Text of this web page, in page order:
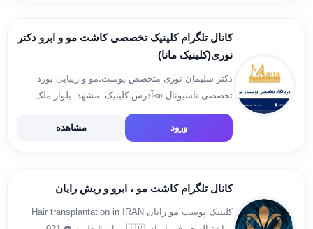
کانال تلگرام کلینیک تخصصی کاشت مو و ابرو دکتر
نوری(کلینیک مانا)
دکتر سلیمان نوری متخصص پوست،مو و زیبایی بورد
تخصصی ناسیونال 📣آدرس کلینیک: مشهد. بلوار ملک
ورود مشاهده
کانال تلگرام کاشت مو ، ابرو و ریش رایان
کلینیک پوست مو رایان Hair transplantation in IRAN